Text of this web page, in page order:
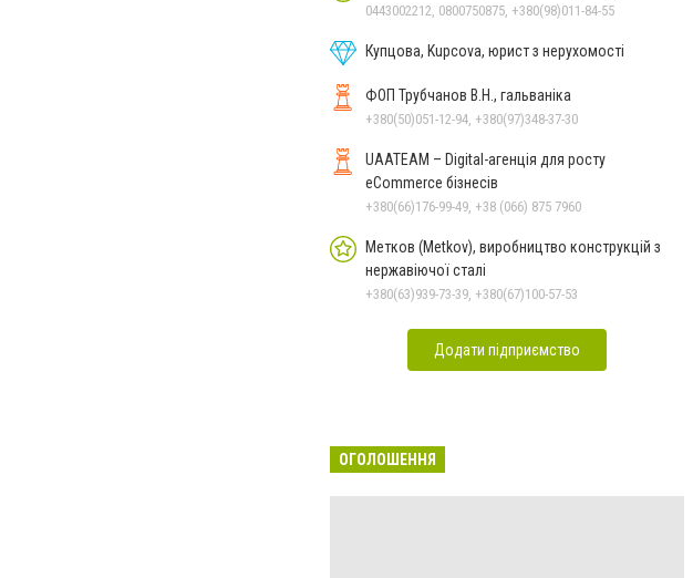
0443002212, 0800750875, +380(98)011-84-55
Купцова, Kupcova, юрист з нерухомості
ФОП Трубчанов В.Н., гальваніка
+380(50)051-12-94, +380(97)348-37-30
UAATEAM – Digital-агенція для росту
eCommerce бізнесів
+380(66)176-99-49, +38 (066) 875 7960
Метков (Metkov), виробництво конструкцій з
нержавіючої сталі
+380(63)939-73-39, +380(67)100-57-53
Додати підприємство
ОГОЛОШЕННЯ